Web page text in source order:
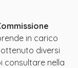
in carico
diversi
consultare nella